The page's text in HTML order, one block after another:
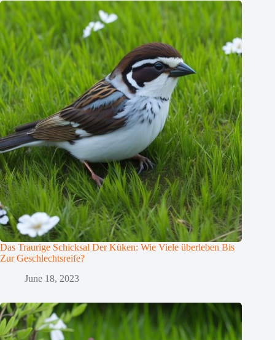
Das Traurige Schicksal Der Küken: Wie Viele überleben Bis
Zur Geschlechtsreife?
June 18, 2023